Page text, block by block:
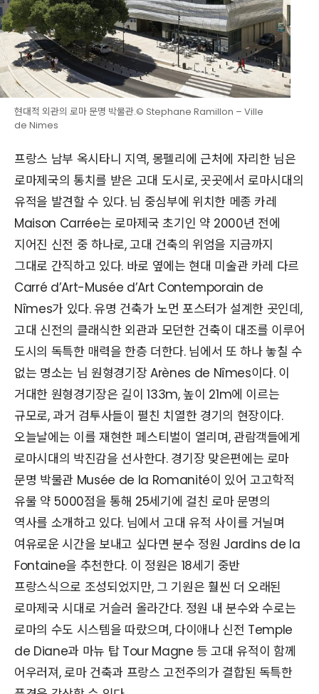
현대적 외관의 로마 문명 박물관.© Stephane Ramillon – Ville
de Nimes
프랑스 남부 옥시타니 지역, 몽펠리에 근처에 자리한 님은
로마제국의 통치를 받은 고대 도시로, 곳곳에서 로마시대의
유적을 발견할 수 있다. 님 중심부에 위치한 메종 카레
Maison Carrée는 로마제국 초기인 약 2000년 전에
지어진 신전 중 하나로, 고대 건축의 위엄을 지금까지
그대로 간직하고 있다. 바로 옆에는 현대 미술관 카레 다르
Carré d’Art-Musée d’Art Contemporain de
Nîmes가 있다. 유명 건축가 노먼 포스터가 설계한 곳인데,
고대 신전의 클래식한 외관과 모던한 건축이 대조를 이루어
도시의 독특한 매력을 한층 더한다. 님에서 또 하나 놓칠 수
없는 명소는 님 원형경기장 Arènes de Nîmes이다. 이
거대한 원형경기장은 길이 133m, 높이 21m에 이르는
규모로, 과거 검투사들이 펼친 치열한 경기의 현장이다.
오늘날에는 이를 재현한 페스티벌이 열리며, 관람객들에게
로마시대의 박진감을 선사한다. 경기장 맞은편에는 로마
문명 박물관 Musée de la Romanité이 있어 고고학적
유물 약 5000점을 통해 25세기에 걸친 로마 문명의
역사를 소개하고 있다. 님에서 고대 유적 사이를 거닐며
여유로운 시간을 보내고 싶다면 분수 정원 Jardins de la
Fontaine을 추천한다. 이 정원은 18세기 중반
프랑스식으로 조성되었지만, 그 기원은 훨씬 더 오래된
로마제국 시대로 거슬러 올라간다. 정원 내 분수와 수로는
로마의 수도 시스템을 따랐으며, 다이애나 신전 Temple
de Diane과 마뉴 탑 Tour Magne 등 고대 유적이 함께
어우러져, 로마 건축과 프랑스 고전주의가 결합된 독특한